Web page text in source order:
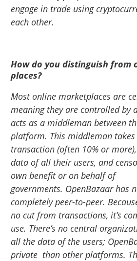
engage in trade using
each other.
How do you distinguish from
places?
Most online marketplaces are
meaning they are controlled by
acts as a middleman between
platform. This middleman
transaction (often 10% or
data of all their users, and
own benefit or on behalf of
governments. OpenBazaarhas
completely peer-to-peer.
no cut from transactions, it’s
use. There’s no central
all the data of the users;
private than other platforms.